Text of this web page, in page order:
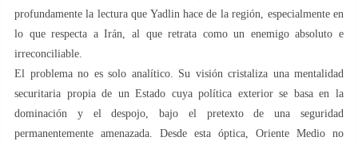
profundamente la lectura que Yadlin hace de la región, especialmente en
lo que respecta a Irán, al que retrata como un enemigo absoluto e
irreconciliable.
El problema no es solo analítico. Su visión cristaliza una mentalidad
securitaria propia de un Estado cuya política exterior se basa en la
dominación y el despojo, bajo el pretexto de una seguridad
permanentemente amenazada. Desde esta óptica, Oriente Medio no